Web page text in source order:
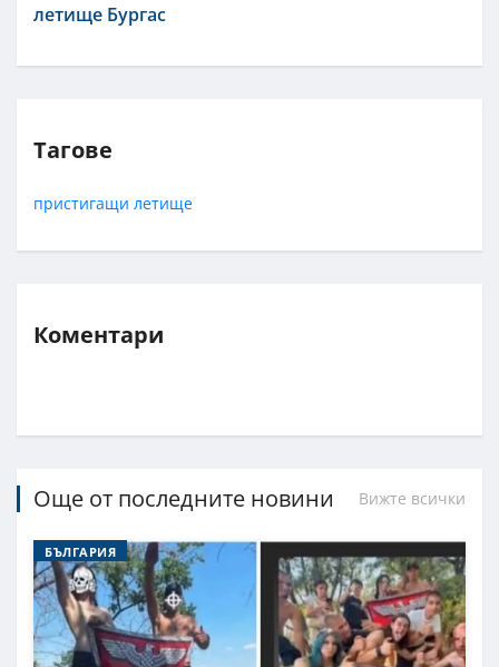
летище Бургас
Тагове
пристигащи летище
Коментари
Още от последните новини Вижте всички
БЪЛГАРИЯ